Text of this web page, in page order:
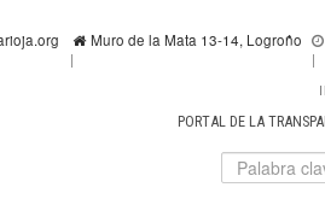
Muro de la Mata 13-14, Logroño
PORTAL DE LA
Datos
para
Introduzca
el